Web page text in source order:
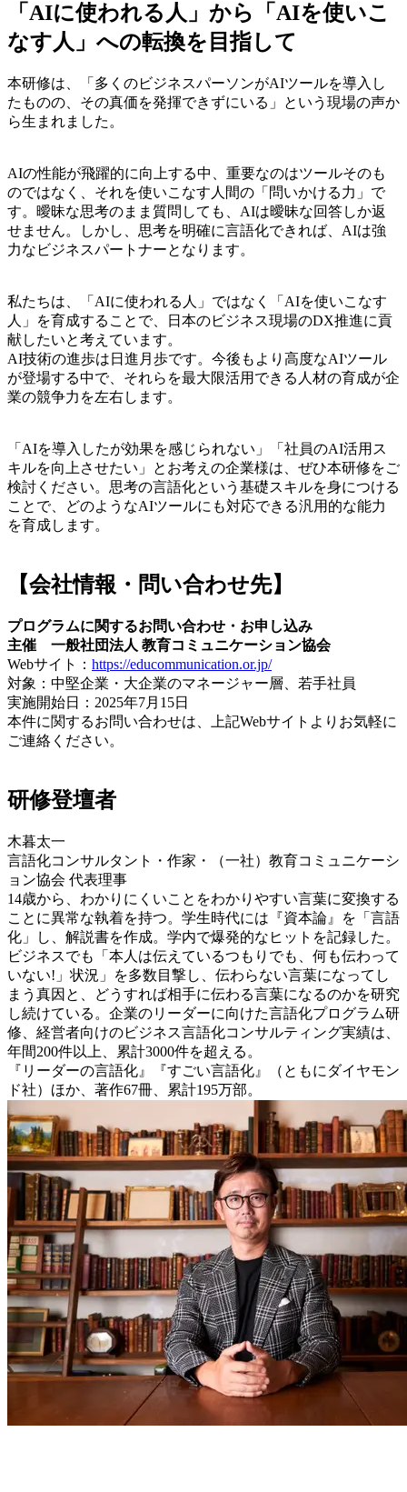
「AIに使われる人」から「AIを使いこ
なす人」への転換を目指して
本研修は、「多くのビジネスパーソンがAIツールを導入し
たものの、その真価を発揮できずにいる」という現場の声か
ら生まれました。
AIの性能が飛躍的に向上する中、重要なのはツールそのも
のではなく、それを使いこなす人間の「問いかける力」で
す。曖昧な思考のまま質問しても、AIは曖昧な回答しか返
せません。しかし、思考を明確に言語化できれば、AIは強
力なビジネスパートナーとなります。
私たちは、「AIに使われる人」ではなく「AIを使いこなす
人」を育成することで、日本のビジネス現場のDX推進に貢
献したいと考えています。
AI技術の進歩は日進月歩です。今後もより高度なAIツール
が登場する中で、それらを最大限活用できる人材の育成が企
業の競争力を左右します。
「AIを導入したが効果を感じられない」「社員のAI活用ス
キルを向上させたい」とお考えの企業様は、ぜひ本研修をご
検討ください。思考の言語化という基礎スキルを身につける
ことで、どのようなAIツールにも対応できる汎用的な能力
を育成します。
【会社情報・問い合わせ先】
プログラムに関するお問い合わせ・お申し込み
主催 一般社団法人 教育コミュニケーション協会
Webサイト： https://educommunication.or.jp/
対象：中堅企業・大企業のマネージャー層、若手社員
実施開始日：2025年7月15日
本件に関するお問い合わせは、上記Webサイトよりお気軽に
ご連絡ください。
研修登壇者
木暮太一
言語化コンサルタント・作家・（一社）教育コミュニケーシ
ョン協会 代表理事
14歳から、わかりにくいことをわかりやすい言葉に変換する
ことに異常な執着を持つ。学生時代には『資本論』を「言語
化」し、解説書を作成。学内で爆発的なヒットを記録した。
ビジネスでも「本人は伝えているつもりでも、何も伝わって
いない!」状況」を多数目撃し、伝わらない言葉になってし
まう真因と、どうすれば相手に伝わる言葉になるのかを研究
し続けている。企業のリーダーに向けた言語化プログラム研
修、経営者向けのビジネス言語化コンサルティング実績は、
年間200件以上、累計3000件を超える。
『リーダーの言語化』『すごい言語化』（ともにダイヤモン
ド社）ほか、著作67冊、累計195万部。